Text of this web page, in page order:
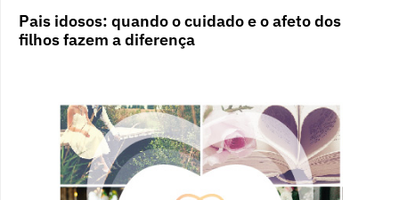
Pais idosos: quando o cuidado e o afeto dos
filhos fazem a diferença